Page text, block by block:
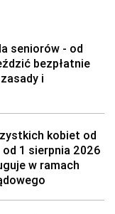
seniorów - od
bezpłatnie
i
kobiet od
1 sierpnia 2026
w ramach